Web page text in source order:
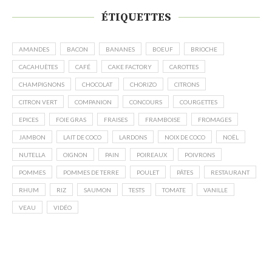
ÉTIQUETTES
AMANDES BACON BANANES BOEUF BRIOCHE
CACAHUÈTES CAFÉ CAKE FACTORY CAROTTES
CHAMPIGNONS CHOCOLAT CHORIZO CITRONS
CITRON VERT COMPANION CONCOURS COURGETTES
EPICES FOIE GRAS FRAISES FRAMBOISE FROMAGES
JAMBON LAIT DE COCO LARDONS NOIX DE COCO NOËL
NUTELLA OIGNON PAIN POIREAUX POIVRONS
POMMES POMMES DE TERRE POULET PÂTES RESTAURANT
RHUM RIZ SAUMON TESTS TOMATE VANILLE
VEAU VIDÉO